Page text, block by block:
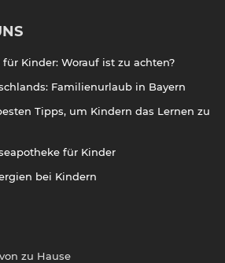
Kinder: Worauf ist zu achten?
Familienurlaub in Bayern
Tipps, um Kindern das Lernen zu
für Kinder
bei Kindern
zu Hause